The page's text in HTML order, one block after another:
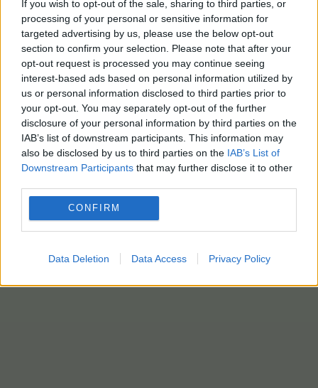
If you wish to opt-out of the sale, sharing to third parties, or
processing of your personal or sensitive information for
targeted advertising by us, please use the below opt-out
section to confirm your selection. Please note that after your
opt-out request is processed you may continue seeing
interest-based ads based on personal information utilized by
us or personal information disclosed to third parties prior to
your opt-out. You may separately opt-out of the further
disclosure of your personal information by third parties on the
IAB’s list of downstream participants. This information may
also be disclosed by us to third parties on the IAB’s List of
Downstream Participants that may further disclose it to other
CONFIRM
Data Deletion Data Access Privacy Policy